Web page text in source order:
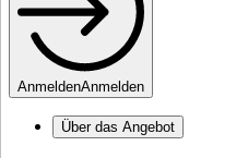
AnmeldenAnmelden
Über das Angebot